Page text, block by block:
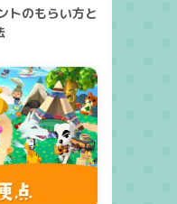
トのもらい方と